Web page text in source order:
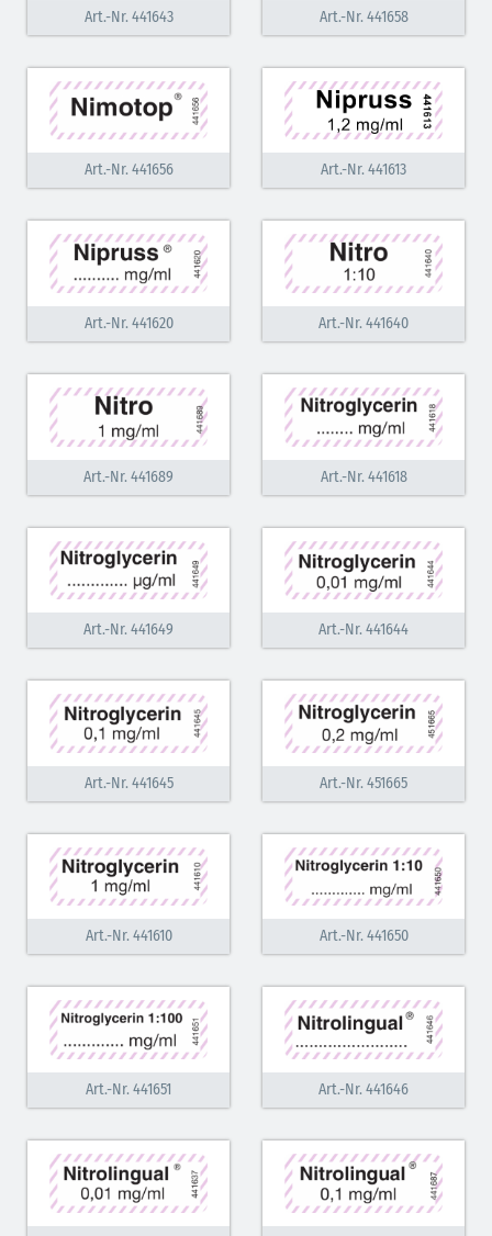
Art.-Nr. 441643 Art.-Nr. 441658
Art.-Nr. 441656 Art.-Nr. 441613
Art.-Nr. 441620 Art.-Nr. 441640
Art.-Nr. 441689 Art.-Nr. 441618
Art.-Nr. 441649 Art.-Nr. 441644
Art.-Nr. 441645 Art.-Nr. 451665
Art.-Nr. 441610 Art.-Nr. 441650
Art.-Nr. 441651 Art.-Nr. 441646